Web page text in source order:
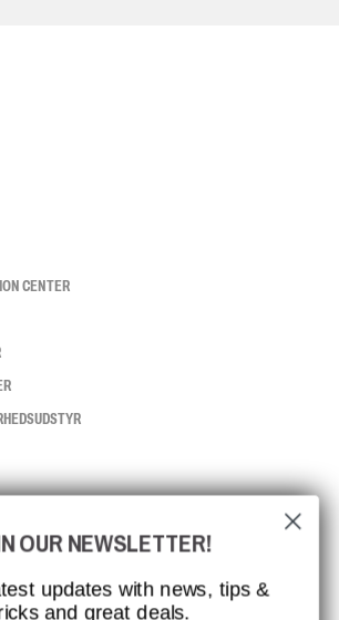
CENTER
OUR NEWSLETTER!
updates with news, tips &
and great deals.